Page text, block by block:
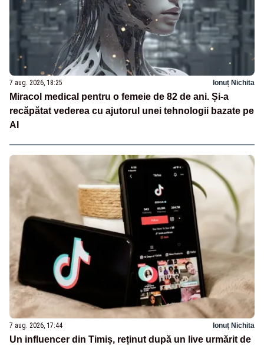
7 aug. 2026, 18:25 Ionuț Nichita
Miracol medical pentru o femeie de 82 de ani. Și-a
recăpătat vederea cu ajutorul unei tehnologii bazate pe
AI
7 aug. 2026, 17:44 Ionuț Nichita
Un influencer din Timiș, reținut după un live urmărit de